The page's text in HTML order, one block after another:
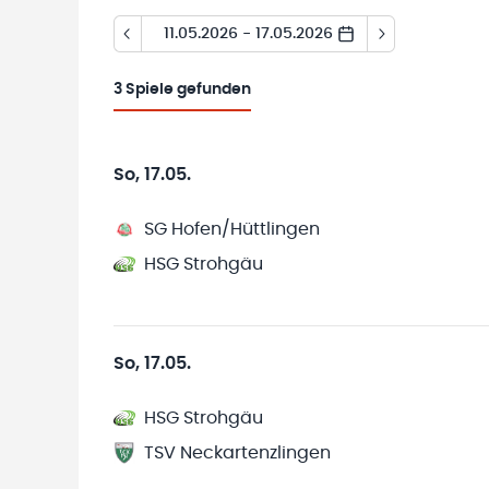
11.05.2026 - 17.05.2026
3 Spiele gefunden
So, 17.05.
SG Hofen/Hüttlingen
HSG Strohgäu
So, 17.05.
HSG Strohgäu
TSV Neckartenzlingen